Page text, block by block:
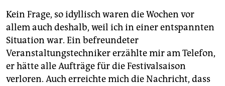
Kein Frage, so idyllisch waren die Wochen vor
allem auch deshalb, weil ich in einer entspannten
Situation war. Ein befreundeter
Veranstaltungstechniker erzählte mir am Telefon,
er hätte alle Aufträge für die Festivalsaison
verloren. Auch erreichte mich die Nachricht, dass